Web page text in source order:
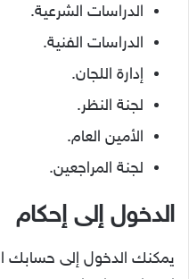
الدراسات الشرعية.
الدراسات الفنية.
إدارة اللجان.
لجنة النظر.
الأمين العام.
لجنة المراجعين.
الدخول إلى إحكام
يمكنك الدخول إلى حسابك